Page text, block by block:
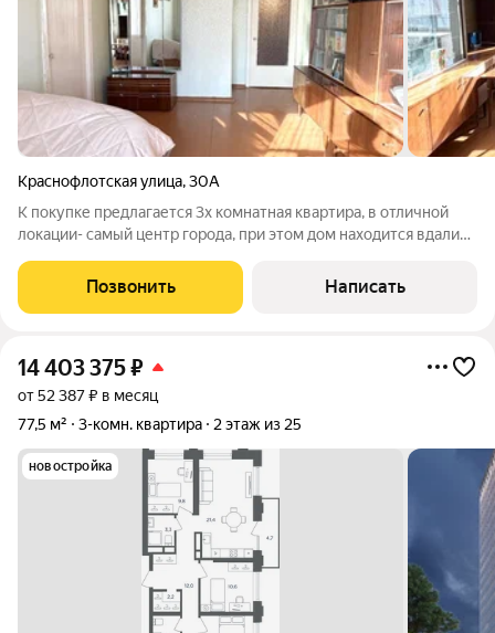
Краснофлотская улица,30А
К покупке предлагается 3х комнатная квартира, в отличной
локации- самый центр города, при этом дом находится вдали
комфортного проживания - детские сады,школы, большое
количество магазинов,
Позвонить Написать
14 403 375₽
от 52 387 ₽ в месяц
77,5 м²
3-комн. квартира 2 этаж из 25
новостройка